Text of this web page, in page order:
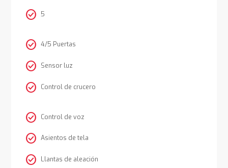
check_circle 5
check_circle 4/5 Puertas
check_circle Sensor luz
check_circle Control de crucero
check_circle Control de voz
check_circle Asientos de tela
check_circle Llantas de aleación